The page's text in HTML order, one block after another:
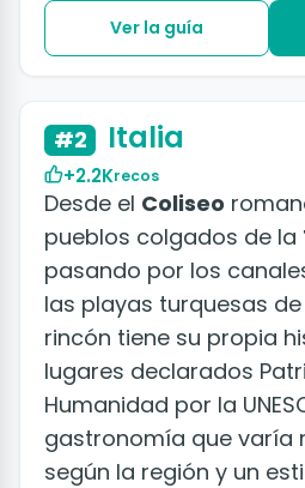
Ver la guía
#2 Italia
+2.2Krecos
Desde el Coliseo
pueblos colgados de la
pasando por los
las playas turquesas de
rincón tiene su propia
lugares declarados
Humanidad por la
gastronomía que varía
según la región y un